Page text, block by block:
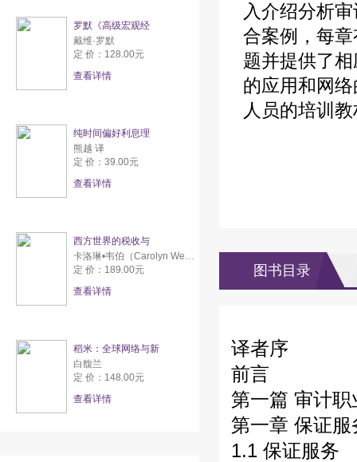
罗默《高级宏观经
戴维·罗默
定 价：128.00元
查看详情
纯时间偏好利息理
熊越 译
定 价：39.00元
查看详情
西方世界的税收与
卡洛琳•韦伯（Carolyn Webber） 亚伦•威尔达夫斯基（Aaron Wildavsky）
定 价：189.00元
查看详情
稻米：全球网络与新
白馥兰
定 价：148.00元
查看详情
入介绍分析
合案例，每
题并提供了
的应用和网
人员的培训
图书目录
译者序
前言
第一篇 审计职
第一章 保证
1.1 保证服务